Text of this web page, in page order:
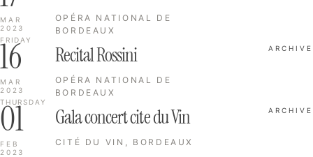
MAR
2023
FRIDAY
OPÉRA NATIONAL DE
BORDEAUX
16
MAR
2023
THURSDAY
Recital Rossini
OPÉRA NATIONAL DE
BORDEAUX
ARCHIVE
01
FEB
2023
Gala concert cite du Vin
CITÉ DU VIN, BORDEAUX
ARCHIVE